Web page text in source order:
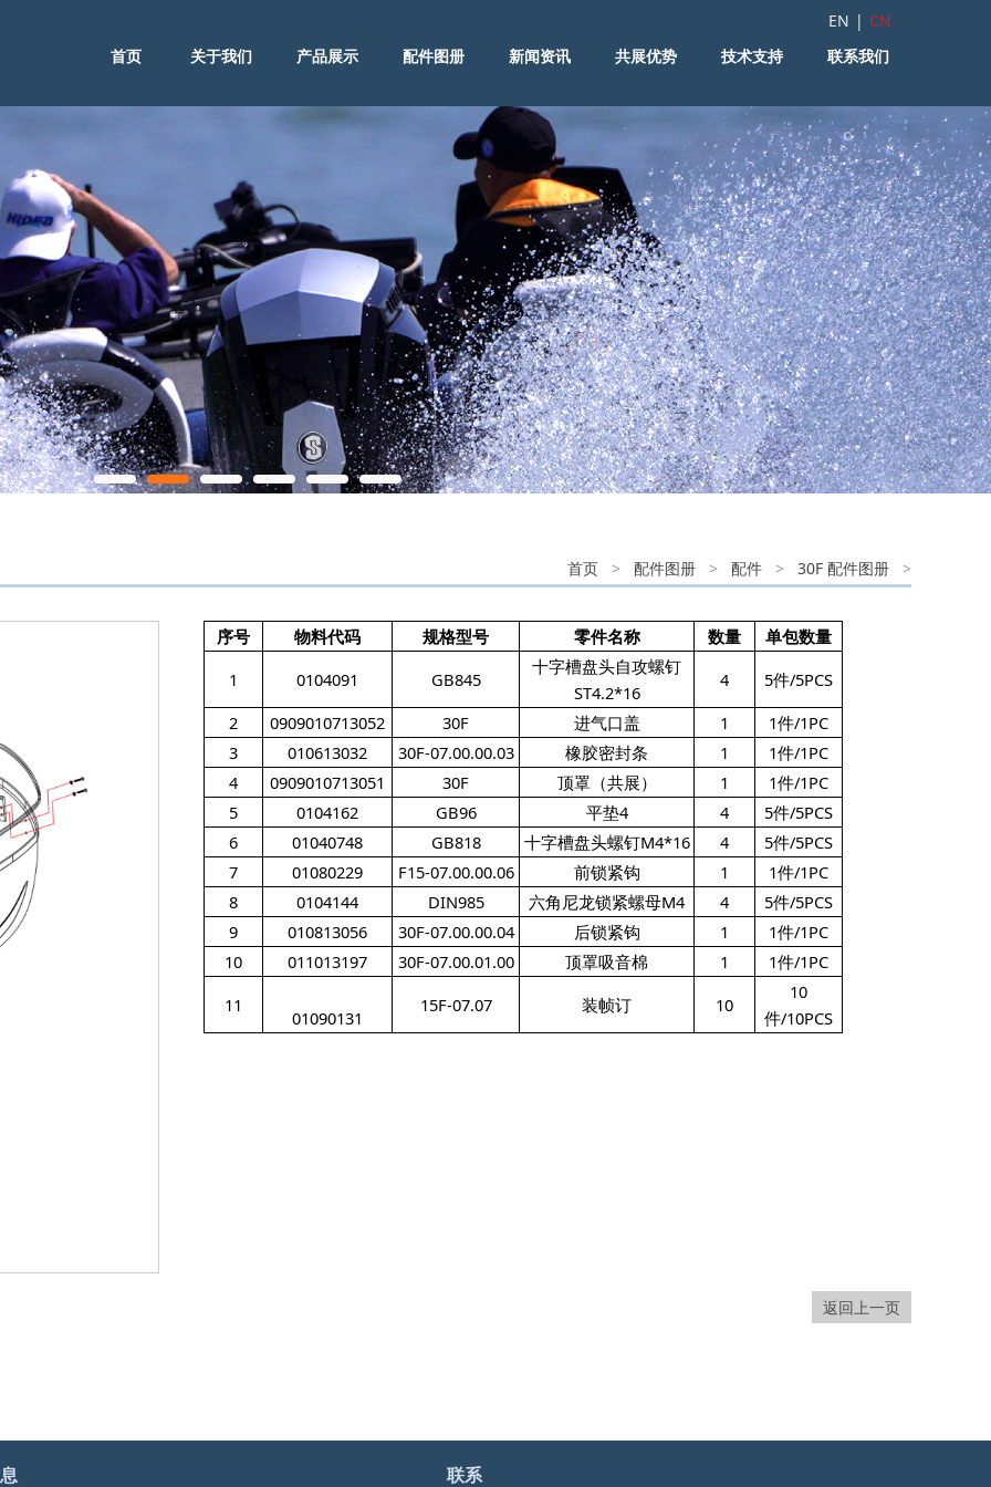
EN | CN
首页
关于我们 产品展示 配件图册 新闻资讯 共展优势 技术支持 联系我们
首页 > 配件图册 > 配件 > 30F 配件图册 >
序号 物料代码 规格型号 零件名称 数量
单包数量
1
0104091 GB845
十字槽盘头自攻螺钉
ST4.2*16
4
5件/5PCS
2
0909010713052 30F 进气口盖 1
1件/1PC
3
010613032 30F-07.00.00.03 橡胶密封条 1
1件/1PC
4
0909010713051 30F 顶罩（共展） 1
1件/1PC
5
0104162 GB96 平垫4 4
5件/5PCS
6
01040748 GB818 十字槽盘头螺钉M4*16 4
5件/5PCS
7
01080229 F15-07.00.00.06 前锁紧钩 1
1件/1PC
8
0104144 DIN985 六角尼龙锁紧螺母M4 4
5件/5PCS
9
010813056 30F-07.00.00.04 后锁紧钩 1
1件/1PC
10
011013197 30F-07.00.01.00 顶罩吸音棉 1
1件/1PC
11
01090131
15F-07.07 装帧订 10
10
件/10PCS
返回上一页
联系